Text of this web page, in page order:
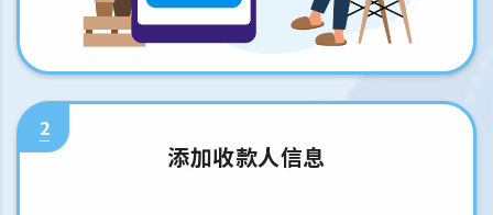
2
添加收款人信息